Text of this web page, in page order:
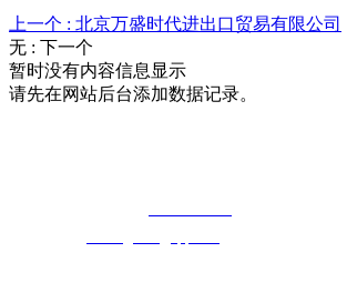
上一个 : 北京万盛时代进出口贸易有限公司
无 : 下一个
暂时没有内容信息显示
请先在网站后台添加数据记录。